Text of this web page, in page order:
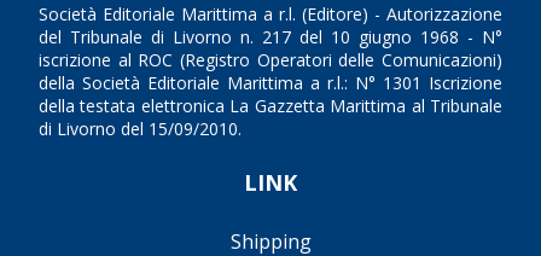
Società Editoriale Marittima a r.l. (Editore) - Autorizzazione
del Tribunale di Livorno n. 217 del 10 giugno 1968 - N°
iscrizione al ROC (Registro Operatori delle Comunicazioni)
della Società Editoriale Marittima a r.l.: N° 1301 Iscrizione
della testata elettronica La Gazzetta Marittima al Tribunale
di Livorno del 15/09/2010.
LINK
Shipping